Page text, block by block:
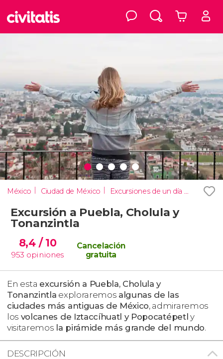
México Ciudad de México Excursiones de un día desde Ciudad de México
Excursión a Puebla, Cholula y
Tonanzintla
8,4 / 10
953 opiniones
Cancelación
gratuita
En esta excursión a Puebla, Cholula y
Tonanzintla exploraremos algunas de las
ciudades más antiguas de México, admiraremos
los volcanes de Iztaccíhuatl y Popocatépetl y
visitaremos la pirámide más grande del mundo.
DESCRIPCIÓN